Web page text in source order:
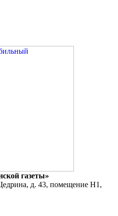
газеты»
д. 43, помещение Н1,